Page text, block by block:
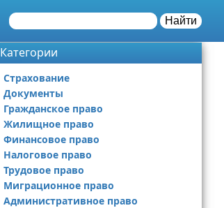
Найти
Категории
Страхование
Документы
Гражданское право
Жилищное право
Финансовое право
Налоговое право
Трудовое право
Миграционное право
Административное право